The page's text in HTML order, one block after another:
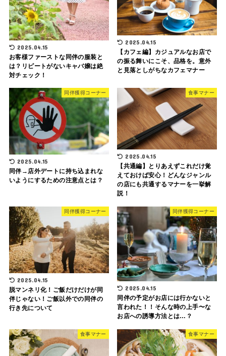
2025.04.15
お客様ファーストな同伴の服装と
は？リピートがないキャバ嬢は絶
対チェック！
2025.04.15
【カフェ編】カジュアルなお店で
の振る舞いにこそ、品格を。意外
と見落としがちなカフェマナー
同伴獲得コーナー
2025.04.15
同伴→店外デートに持ち込まれな
いようにするための注意点とは？
食事マナー
2025.04.15
【共通編】とりあえずこれだけ覚
えておけば安心！どんなジャンル
の店にも共通するマナーを一挙解
説！
同伴獲得コーナー
2025.04.15
脱マンネリ化！ご飯だけだけが同
伴じゃない！ご飯以外での同伴の
行き先について
同伴獲得コーナー
2025.04.15
同伴の予定がお店には行かないと
言われた！！そんな時の上手〜な
お店への誘導方法とは…？
食事マナー 食事マナー